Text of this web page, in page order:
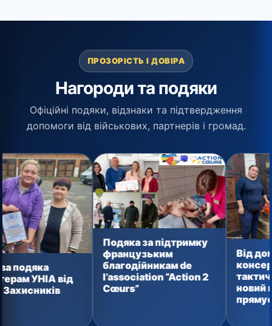
ПРОЗОРІСТЬ І ДОВІРА
Нагороди та подяки
Офіційні подяки, відзнаки та підтвердження
допомоги від військових, партнерів і громад.
Подяка за підтримку
французьким
благодійникам de
l’association “Action 2
Cœurs”
Від домашньої
консервації до
тактичних
новий вантаж уже
прямує